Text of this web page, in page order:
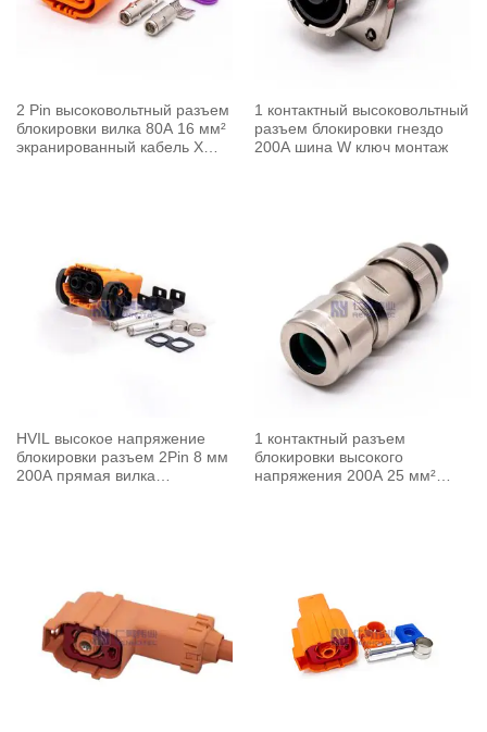
2 Pin высоковольтный разъем
блокировки вилка 80A 16 мм²
экранированный кабель X
1 контактный высоковольтный
разъем блокировки гнездо
200A шина W ключ монтаж
HVIL высокое напряжение
блокировки разъем 2Pin 8 мм
200A прямая вилка
1 контактный разъем
блокировки высокого
напряжения 200A 25 мм²